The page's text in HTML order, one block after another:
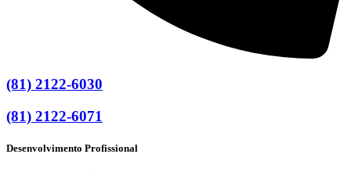
(81) 2122-6030
(81) 2122-6071
Desenvolvimento Profissional